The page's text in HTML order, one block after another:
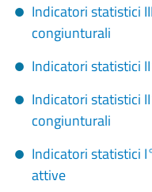
Indicatori statistici
congiunturali
Indicatori statistici
Indicatori statistici
congiunturali
Indicatori statistici
attive